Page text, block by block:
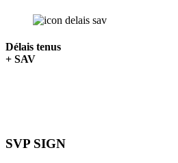
Délais tenus
+ SAV
SVP SIGN